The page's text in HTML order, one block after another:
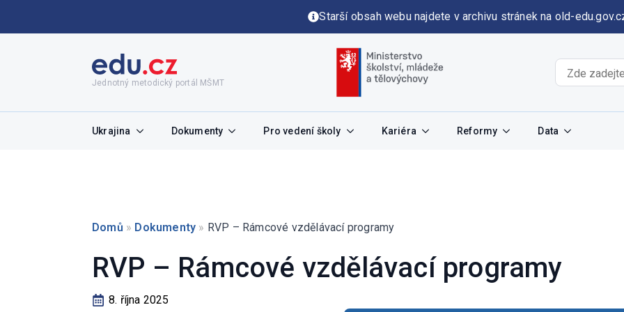
Starší obsah webu najdete v archivu stránek na old-
Jednotný metodický portál MŠMT
Ukrajina Dokumenty Pro vedení školy Kariéra Reformy Data
Domů » Dokumenty » RVP – Rámcové vzdělávací programy
RVP – Rámcové vzdělávací programy
8. října 2025